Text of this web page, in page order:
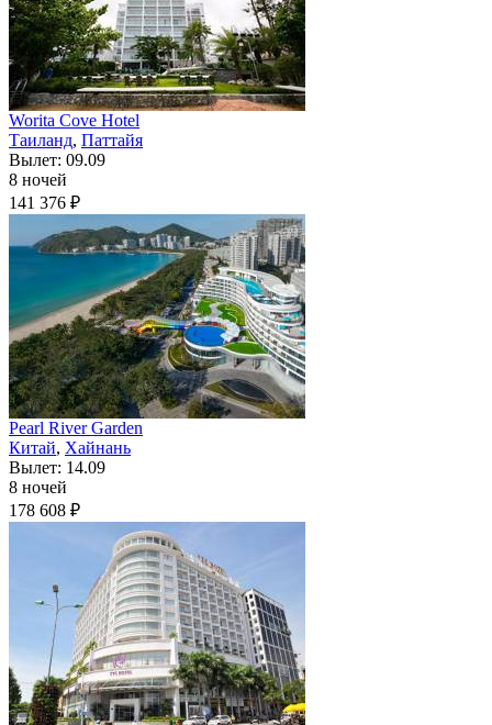
Worita Cove Hotel
Таиланд, Паттайя
Вылет: 09.09
8 ночей
141 376 ₽
Pearl River Garden
Китай, Хайнань
Вылет: 14.09
8 ночей
178 608 ₽